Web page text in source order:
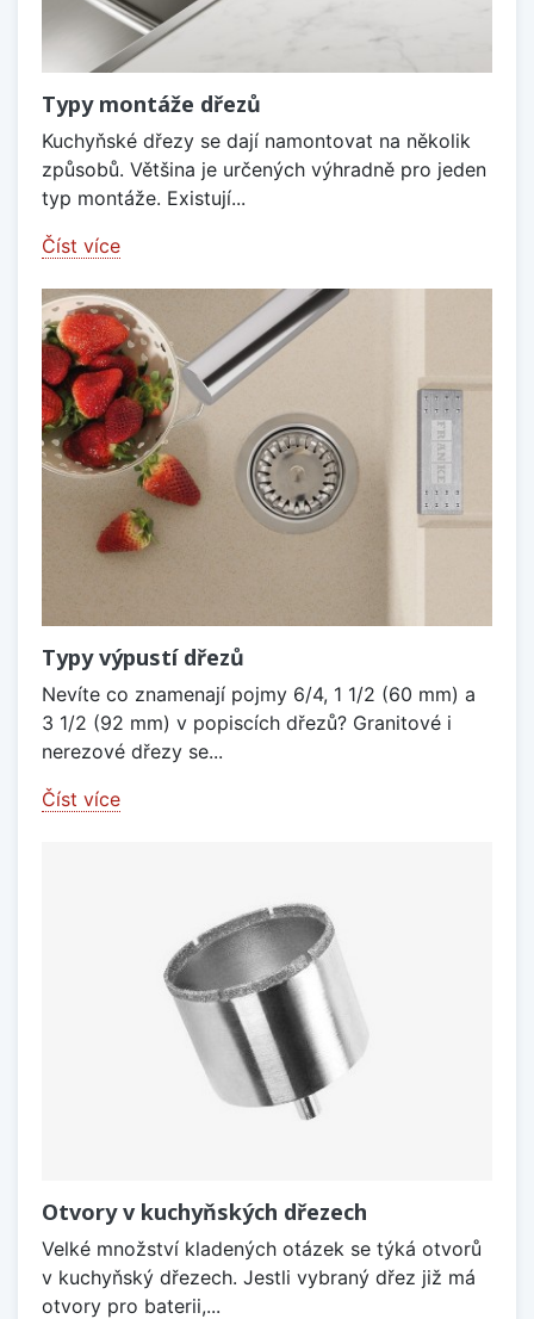
Typy montáže dřezů
Kuchyňské dřezy se dají namontovat na několik
způsobů. Většina je určených výhradně pro jeden
typ montáže. Existují...
Číst více
Typy výpustí dřezů
Nevíte co znamenají pojmy 6/4, 1 1/2 (60 mm) a
3 1/2 (92 mm) v popiscích dřezů? Granitové i
nerezové dřezy se...
Číst více
Otvory v kuchyňských dřezech
Velké množství kladených otázek se týká otvorů
v kuchyňský dřezech. Jestli vybraný dřez již má
otvory pro baterii,...